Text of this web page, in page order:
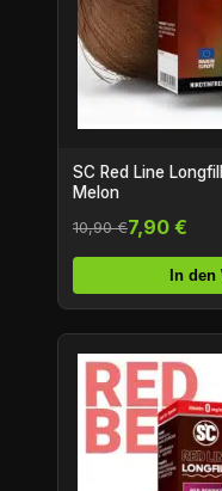
SC Red Line
Melon
10,90 €7,90 €
In den